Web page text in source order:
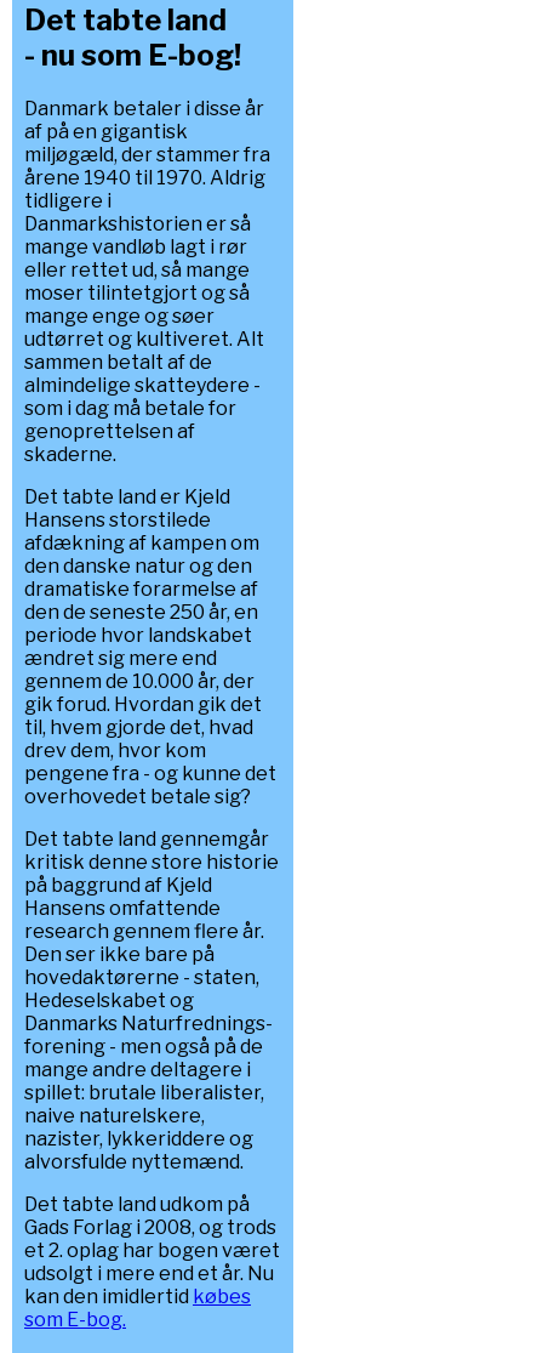
Det tabte land
- nu som E-bog!
Danmark betaler i disse år
af på en gigantisk
miljøgæld, der stammer fra
årene 1940 til 1970. Aldrig
tidligere i
Danmarkshistorien er så
mange vandløb lagt i rør
eller rettet ud, så mange
moser tilintetgjort og så
mange enge og søer
udtørret og kultiveret. Alt
sammen betalt af de
almindelige skatteydere -
som i dag må betale for
genoprettelsen af
skaderne.
Det tabte land er Kjeld
Hansens storstilede
afdækning af kampen om
den danske natur og den
dramatiske forarmelse af
den de seneste 250 år, en
periode hvor landskabet
ændret sig mere end
gennem de 10.000 år, der
gik forud. Hvordan gik det
til, hvem gjorde det, hvad
drev dem, hvor kom
pengene fra - og kunne det
overhovedet betale sig?
Det tabte land gennemgår
kritisk denne store historie
på baggrund af Kjeld
Hansens omfattende
research gennem flere år.
Den ser ikke bare på
hovedaktørerne - staten,
Hedeselskabet og
Danmarks Naturfrednings-
forening - men også på de
mange andre deltagere i
spillet: brutale liberalister,
naive naturelskere,
nazister, lykkeriddere og
alvorsfulde nyttemænd.
Det tabte land udkom på
Gads Forlag i 2008, og trods
et 2. oplag har bogen været
udsolgt i mere end et år. Nu
kan den imidlertid købes
som E-bog.